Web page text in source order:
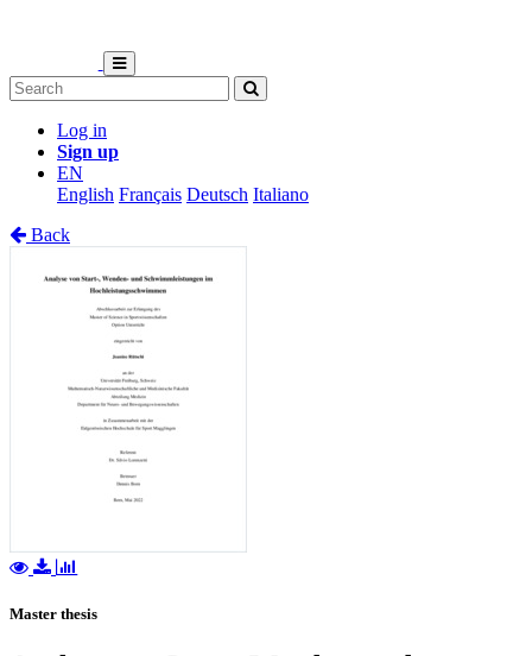
Log in
Sign up
EN
English Français Deutsch Italiano
Back
Master thesis